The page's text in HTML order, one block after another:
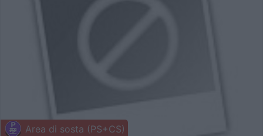
Area di sosta (PS+CS)